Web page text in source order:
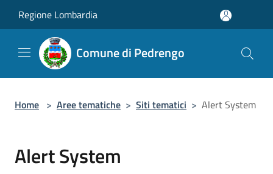
Regione Lombardia
Comune di Pedrengo
Home > Aree tematiche > Siti tematici > Alert System
Alert System